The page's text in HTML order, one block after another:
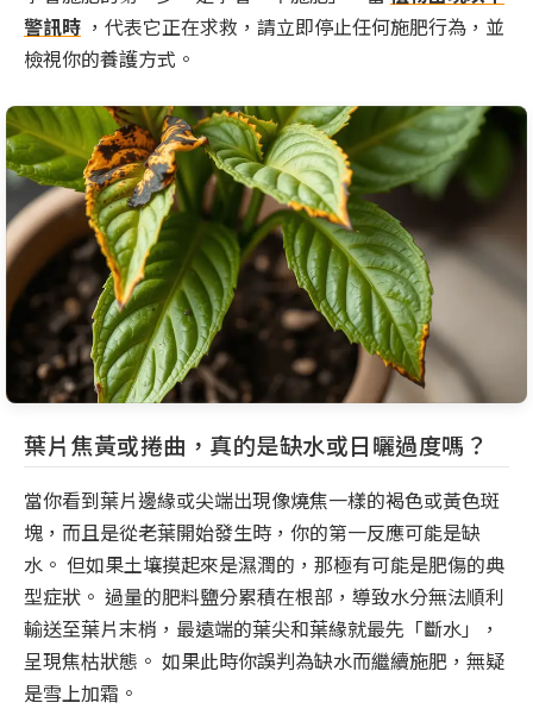
警訊時 ，代表它正在求救，請立即停止任何施肥行為，並
檢視你的養護方式。
葉片焦黃或捲曲，真的是缺水或日曬過度嗎？
當你看到葉片邊緣或尖端出現像燒焦一樣的褐色或黃色斑
塊，而且是從老葉開始發生時，你的第一反應可能是缺
水。 但如果土壤摸起來是濕潤的，那極有可能是肥傷的典
型症狀。 過量的肥料鹽分累積在根部，導致水分無法順利
輸送至葉片末梢，最遠端的葉尖和葉緣就最先「斷水」，
呈現焦枯狀態。 如果此時你誤判為缺水而繼續施肥，無疑
是雪上加霜。